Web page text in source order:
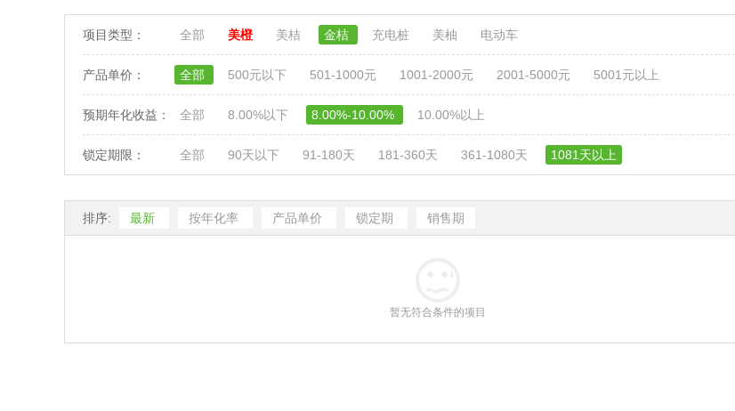
项目类型： 全部 美橙 美桔 金桔 充电桩 美柚 电动车
产品单价： 全部 500元以下 501-1000元 1001-2000元 2001-5000元 5001元以上
预期年化收益： 全部 8.00%以下 8.00%-10.00% 10.00%以上
锁定期限： 全部 90天以下 91-180天 181-360天 361-1080天 1081天以上
排序: 最新 按年化率 产品单价 锁定期 销售期
暂无符合条件的项目